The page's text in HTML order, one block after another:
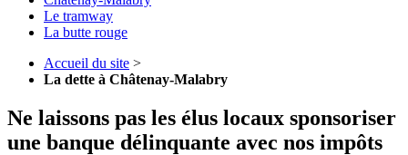
Le tramway
La butte rouge
Accueil du site >
La dette à Châtenay-Malabry
Ne laissons pas les élus locaux sponsoriser
une banque délinquante avec nos impôts